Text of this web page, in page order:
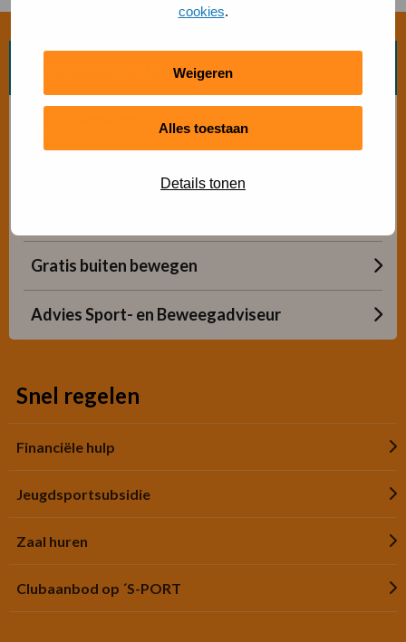
cookies.
Weigeren
Alles toestaan
Details tonen
Bosch beweegaanbod
Gratis buiten bewegen
Advies Sport- en Beweegadviseur
Snel regelen
Financiële hulp
Jeugdsportsubsidie
Zaal huren
Clubaanbod op ´S-PORT